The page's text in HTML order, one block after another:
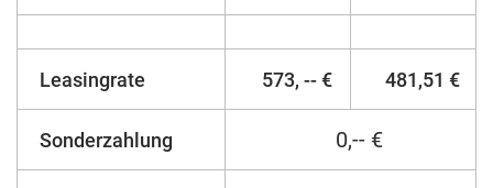
Leasingrate 573, -- € 481,51 €
Sonderzahlung 0,-- €